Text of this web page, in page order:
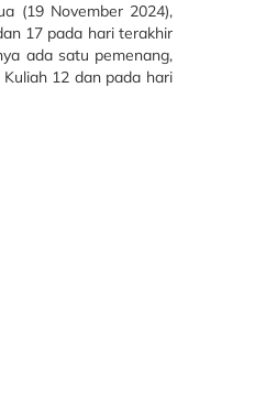
(19 November 2024),
17 pada hari terakhir
ada satu pemenang,
12 dan pada hari